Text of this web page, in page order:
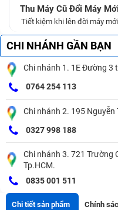
Thu Máy Cũ Đổi Máy Mới
Tiết kiệm khi lên đời máy mới
CHI NHÁNH GẦN BẠN
Chi nhánh 1. 1E Đường 3
0764 254 113
Chi nhánh 2. 195 Nguyễn
0327 998 188
Chi nhánh 3. 721 Trường
Tp.HCM.
0835 001 511
Chi tiết sản phẩm Chính